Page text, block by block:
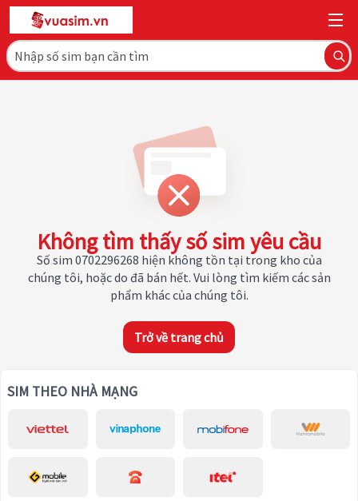
Không tìm thấy số sim yêu cầu
Số sim 0702296268 hiện không tồn tại trong kho của
chúng tôi, hoặc do đã bán hết. Vui lòng tìm kiếm các sản
phẩm khác của chúng tôi.
Trở về trang chủ
SIM THEO NHÀ MẠNG